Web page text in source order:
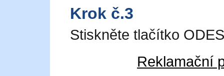
Krok č.3
Stiskněte tlačítko
Reklamační